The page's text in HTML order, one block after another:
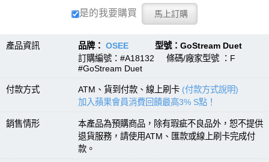
是的我要購買
產品資訊 品牌： OSEE 型號：GoStream Duet
訂購編號：#A18132 條碼/廠家型號 ：F
#GoStream Duet
付款方式 ATM、貨到付款、線上刷卡 (付款方式說明)
加入蘋果會員消費回饋最高3% S點！
銷售情形
本產品為預購商品，除有瑕疵不良品外，恕不提供
退貨服務，請使用ATM、匯款或線上刷卡完成付
款。